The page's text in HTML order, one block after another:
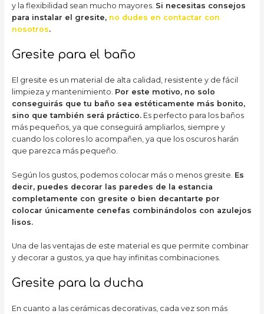
y la flexibilidad sean mucho mayores. Si necesitas consejos
para instalar el gresite, no dudes en contactar con
nosotros.
Gresite para el baño
El gresite es un material de alta calidad, resistente y de fácil
limpieza y mantenimiento. Por este motivo, no solo
conseguirás que tu baño sea estéticamente más bonito,
sino que también será práctico.Es perfecto para los baños
más pequeños, ya que conseguirá ampliarlos, siempre y
cuando los colores lo acompañen, ya que los oscuros harán
que parezca más pequeño.
Según los gustos, podemos colocar más o menos gresite. Es
decir, puedes decorar las paredes de la estancia
completamente con gresite o bien decantarte por
colocar únicamente cenefas combinándolos con azulejos
lisos.
Una de las ventajas de este material es que permite combinar
y decorar a gustos, ya que hay infinitas combinaciones.
Gresite para la ducha
En cuanto a las cerámicas decorativas, cada vez son más